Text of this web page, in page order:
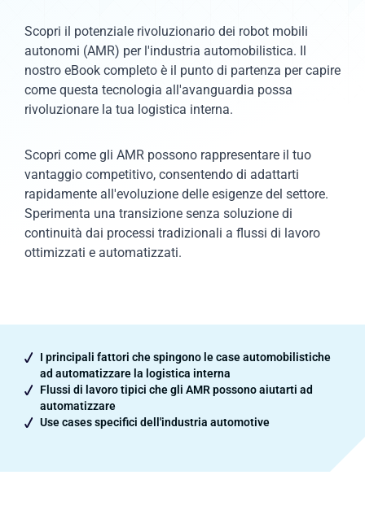
Scopri il potenziale rivoluzionario dei robot mobili
autonomi (AMR) per l'industria automobilistica. Il
nostro eBook completo è il punto di partenza per capire
come questa tecnologia all'avanguardia possa
rivoluzionare la tua logistica interna.
Scopri come gli AMR possono rappresentare il tuo
vantaggio competitivo, consentendo di adattarti
rapidamente all'evoluzione delle esigenze del settore.
Sperimenta una transizione senza soluzione di
continuità dai processi tradizionali a flussi di lavoro
ottimizzati e automatizzati.
I principali fattori che spingono le case automobilistiche
ad automatizzare la logistica interna
Flussi di lavoro tipici che gli AMR possono aiutarti ad
automatizzare
Use cases specifici dell'industria automotive